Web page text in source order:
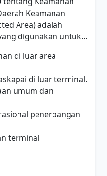
Keamanan
Area) adalah
digunakan untuk...
di luar area
di luar terminal.
umum dan
penerbangan
terminal